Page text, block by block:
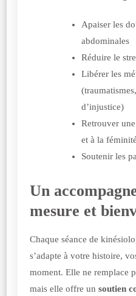
Apaiser les
abdominales
Réduire le
Libérer les
d’injustice)
Retrouver
et à la féminité
Soutenir les
Un
mesure et
Chaque séance de
s’adapte à votre histoire,
moment. Elle ne remplace
mais elle offre un soutien